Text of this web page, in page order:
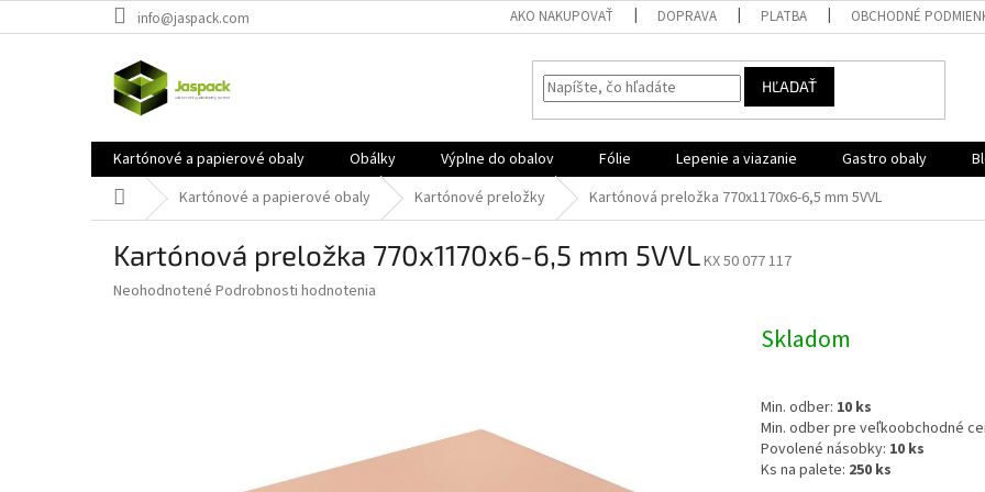
na
info@jaspack.com AKO NAKUPOVAŤ DOPRAVA PLATBA OBCHODNÉ
HĽADAŤ
Kartónové a papierové obaly Obálky Výplne do obalov Fólie Lepenie a viazanie Gastro obaly
DomovKartónové a papierové obaly Kartónové preložky Kartónová preložka 770x1170x6-6,5 mm 5VVL
Kartónová preložka 770x1170x6-6,5 mm 5VVLKX 50 077 117
Priemerné
Neohodnotené Podrobnosti hodnotenia
Skladom
Min. odber: 10 ks
Min. odber pre veľkoobchodné
Povolené násobky: 10 ks
Ks na palete: 250 ks